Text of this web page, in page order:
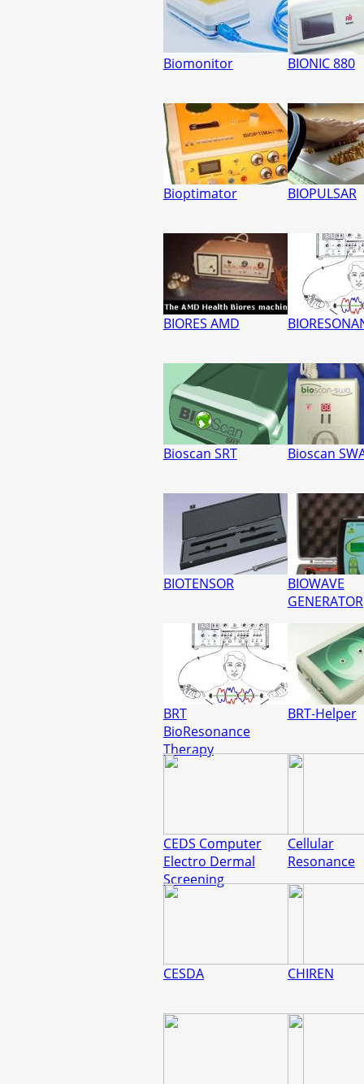
Biomonitor BIONIC 880
Bioptimator BIOPULSAR
BIORES AMD
Bioscan SRT Bioscan
BIOTENSOR
BIOWAVE
GENERATOR
BRT
BioResonance
Therapy
BRT-Helper
CEDS Computer
Electro Dermal
Screening
Cellular
Resonance
CESDA CHIREN